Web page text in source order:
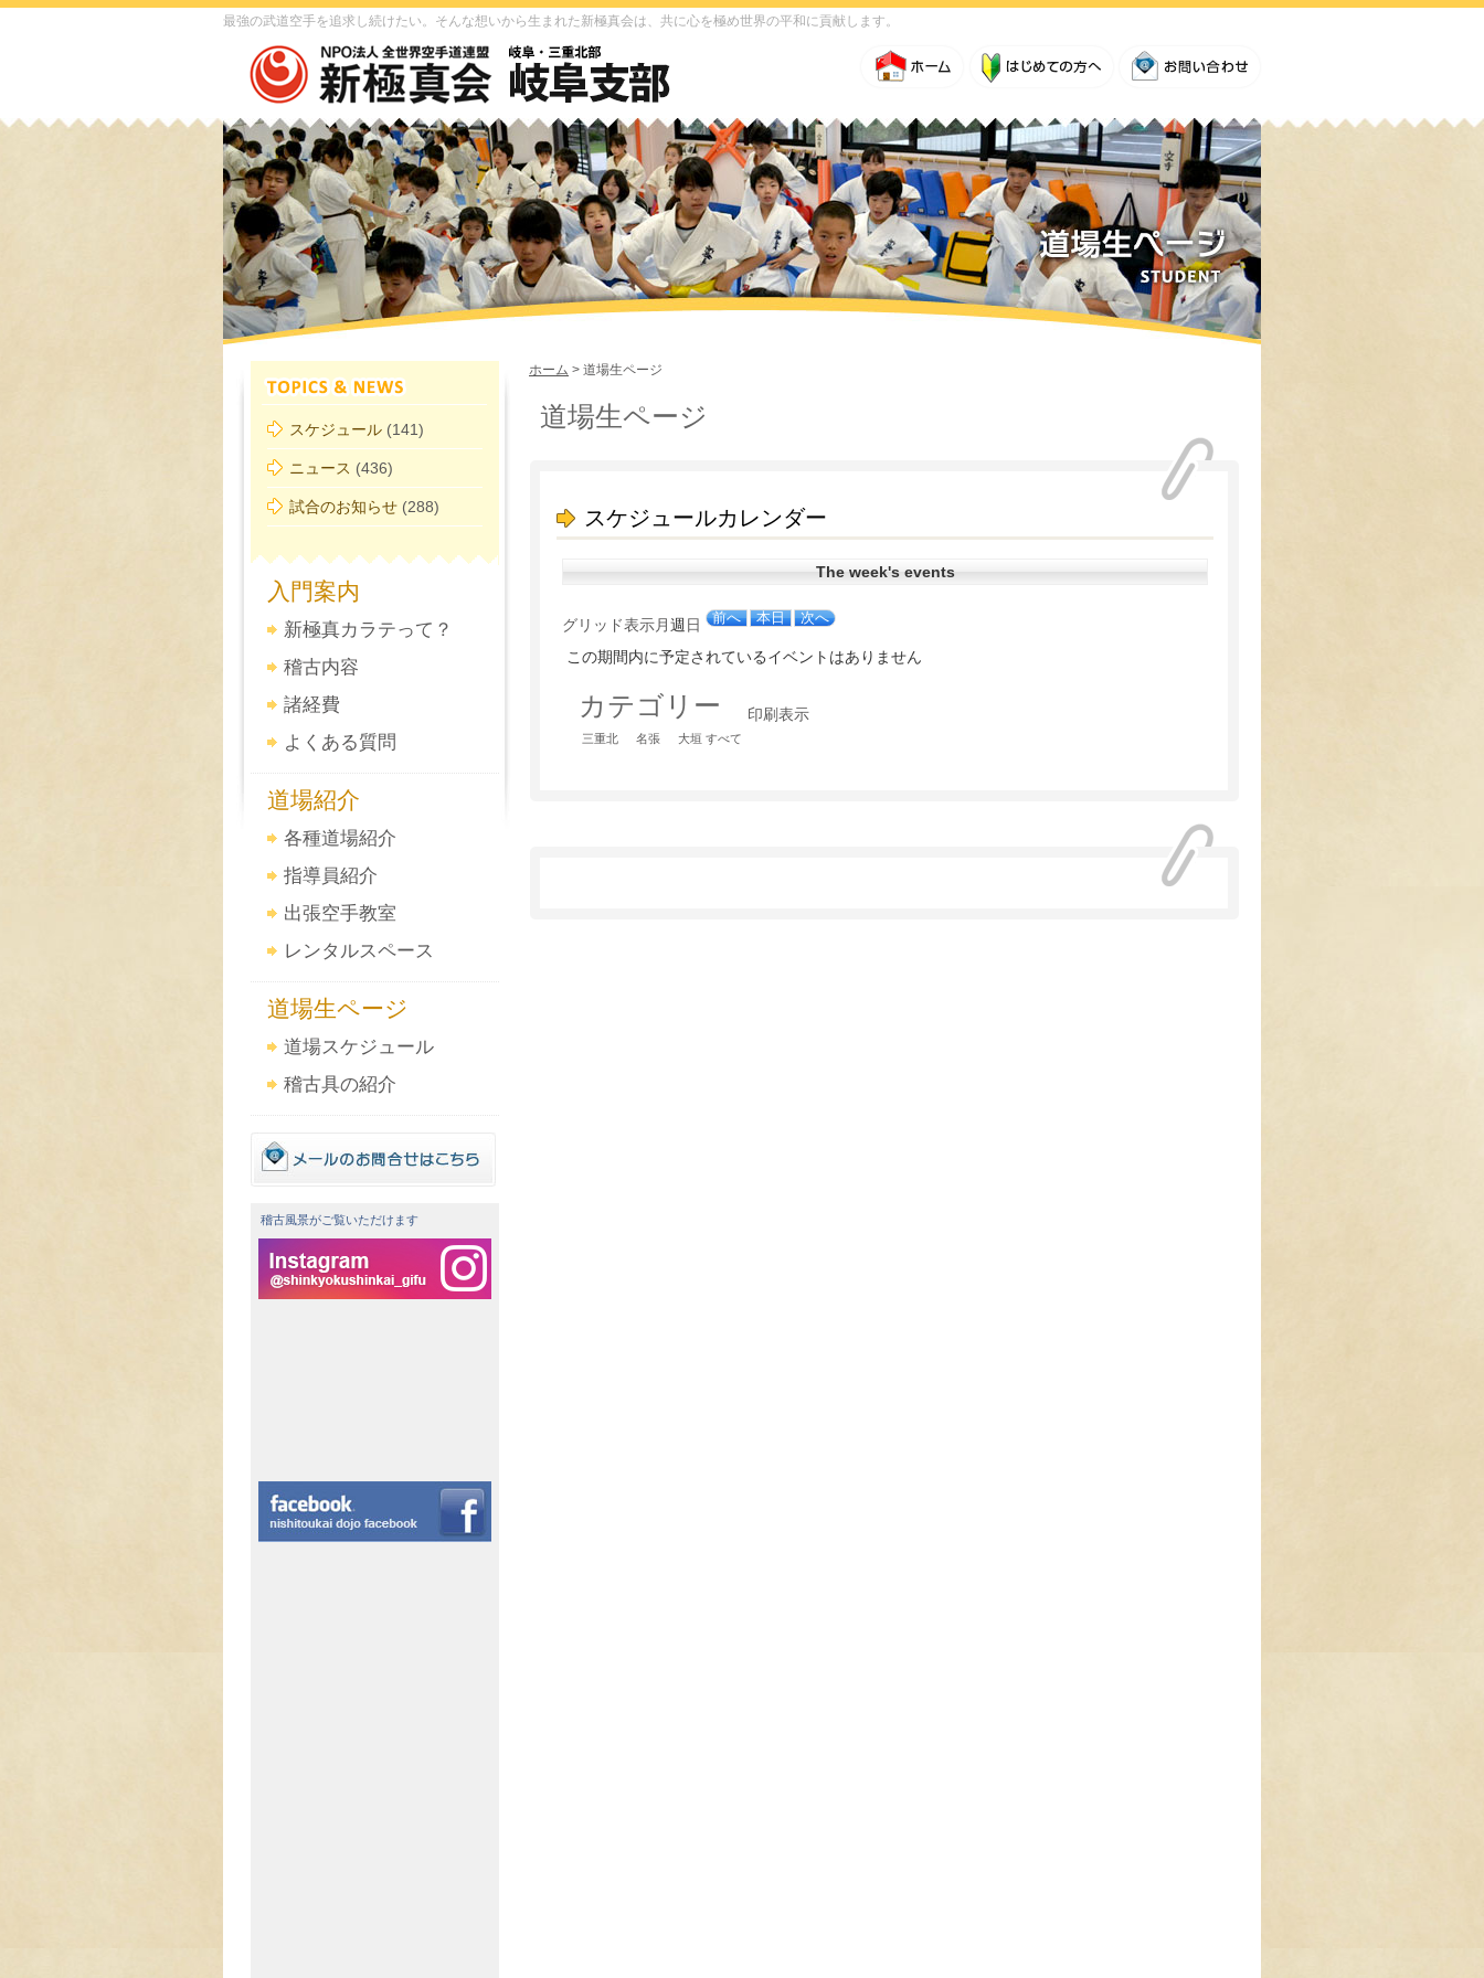
最強の武道空手を追求し続けたい。そんな想いから生まれた新極真会は、共に心を極め世界の平和に貢献します。
ホーム > 道場生ページ
道場生ページ
スケジュールカレンダー
The week's events
グリッド表示月週 日 前へ 本日 次へ
この期間内に予定されているイベントはありません
カテゴリー
三重北 名張 大垣 すべて
印刷表示
スケジュール (141)
ニュース (436)
試合のお知らせ (288)
入門案内
新極真カラテって？
稽古内容
諸経費
よくある質問
道場紹介
各種道場紹介
指導員紹介
出張空手教室
レンタルスペース
道場生ページ
道場スケジュール
稽古具の紹介
稽古風景がご覧いただけます